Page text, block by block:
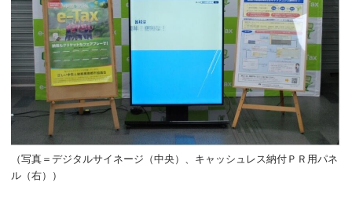
（写真＝デジタルサイネージ（中央）、キャッシュレス納付ＰＲ用パネ
ル（右））